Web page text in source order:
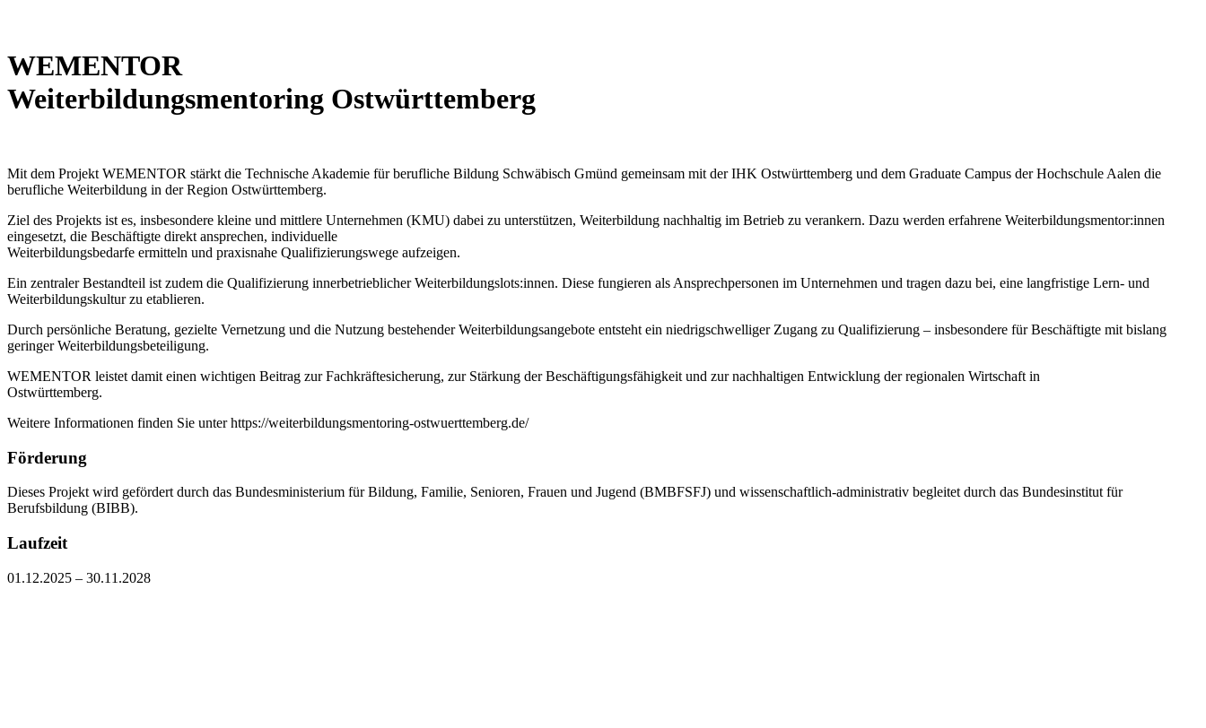
WEMENTOR
Weiterbildungsmentoring Ostwürttemberg
Mit dem Projekt WEMENTOR stärkt die Technische Akademie für berufliche Bildung Schwäbisch Gmünd gemeinsam mit der IHK Ostwürttemberg und dem Graduate Campus der Hochschule Aalen die
berufliche Weiterbildung in der Region Ostwürttemberg.
Ziel des Projekts ist es, insbesondere kleine und mittlere Unternehmen (KMU) dabei zu unterstützen, Weiterbildung nachhaltig im Betrieb zu verankern. Dazu werden erfahrene Weiterbildungsmentor:innen
eingesetzt, die Beschäftigte direkt ansprechen, individuelle
Weiterbildungsbedarfe ermitteln und praxisnahe Qualifizierungswege aufzeigen.
Ein zentraler Bestandteil ist zudem die Qualifizierung innerbetrieblicher Weiterbildungslots:innen. Diese fungieren als Ansprechpersonen im Unternehmen und tragen dazu bei, eine langfristige Lern- und
Weiterbildungskultur zu etablieren.
Durch persönliche Beratung, gezielte Vernetzung und die Nutzung bestehender Weiterbildungsangebote entsteht ein niedrigschwelliger Zugang zu Qualifizierung – insbesondere für Beschäftigte mit bislang
geringer Weiterbildungsbeteiligung.
WEMENTOR leistet damit einen wichtigen Beitrag zur Fachkräftesicherung, zur Stärkung der Beschäftigungsfähigkeit und zur nachhaltigen Entwicklung der regionalen Wirtschaft in
Ostwürttemberg.
Weitere Informationen finden Sie unter https://weiterbildungsmentoring-ostwuerttemberg.de/
Förderung
Dieses Projekt wird gefördert durch das Bundesministerium für Bildung, Familie, Senioren, Frauen und Jugend (BMBFSFJ) und wissenschaftlich-administrativ begleitet durch das Bundesinstitut für
Berufsbildung (BIBB).
Laufzeit
01.12.2025 – 30.11.2028